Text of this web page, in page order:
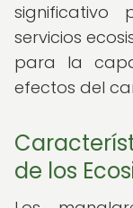
servicios
para la
efectos del
de los